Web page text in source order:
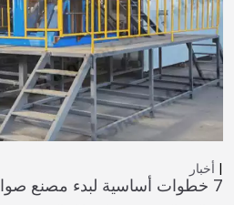
أخبار
7 خطوات أساسية لبدء مصنع صواني البيض